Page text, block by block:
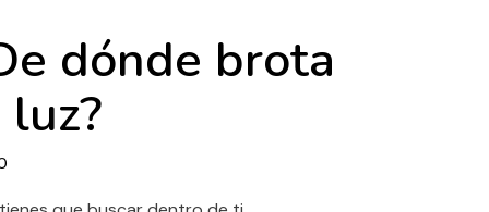
dónde brota
luz?